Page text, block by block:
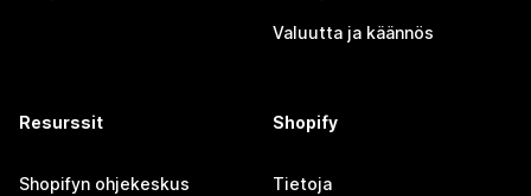
Valuutta ja käännös
Resurssit
Shopifyn ohjekeskus
Shopify
Tietoja